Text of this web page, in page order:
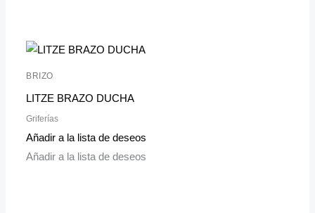
BRIZO
LITZE BRAZO DUCHA
Griferías
Añadir a la lista de deseos
Añadir a la lista de deseos